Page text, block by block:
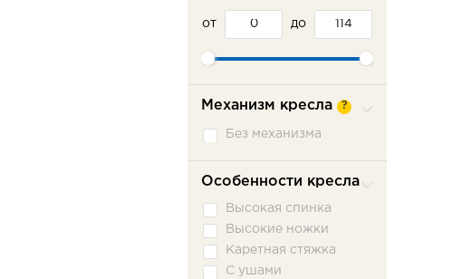
от до
Механизм кресла ?
Без механизма
Особенности кресла
Высокая спинка
Высокие ножки
Каретная стяжка
С ушами